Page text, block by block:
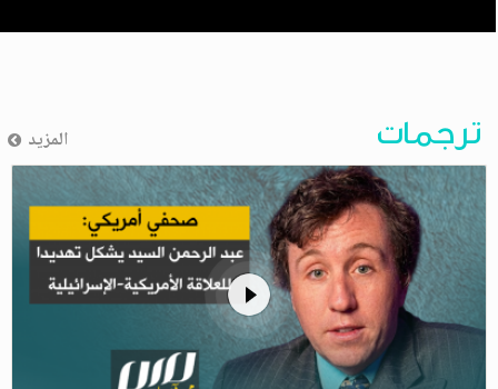
ترجمات المزيد